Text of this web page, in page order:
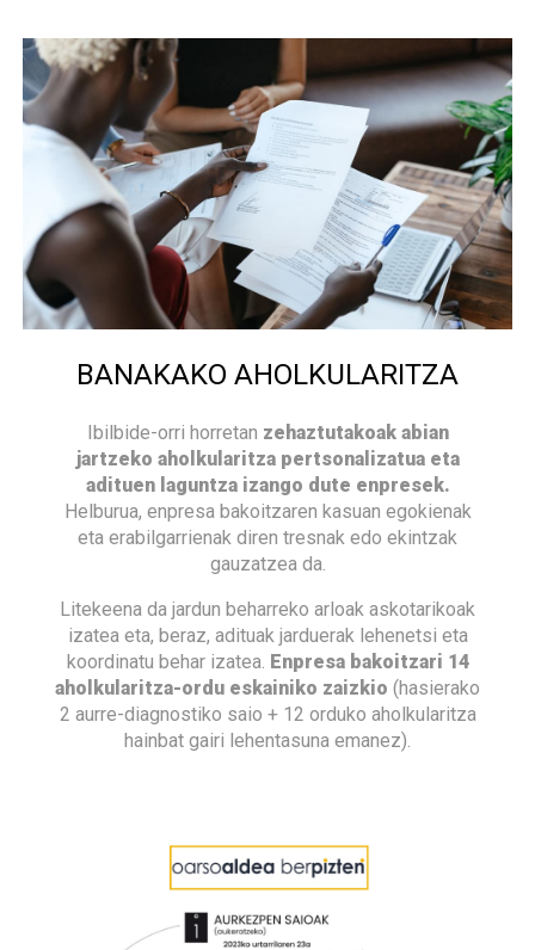
BANAKAKO AHOLKULARITZA
Ibilbide-orri horretan zehaztutakoak abian
jartzeko aholkularitza pertsonalizatua eta
adituen laguntza izango dute enpresek.
Helburua, enpresa bakoitzaren kasuan egokienak
eta erabilgarrienak diren tresnak edo ekintzak
gauzatzea da.
Litekeena da jardun beharreko arloak askotarikoak
izatea eta, beraz, adituak jarduerak lehenetsi eta
koordinatu behar izatea. Enpresa bakoitzari 14
aholkularitza-ordu eskainiko zaizkio (hasierako
2 aurre-diagnostiko saio + 12 orduko aholkularitza
hainbat gairi lehentasuna emanez).